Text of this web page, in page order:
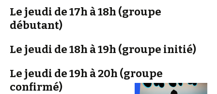
Le jeudi de 17h à 18h (groupe
débutant)
Le jeudi de 18h à 19h (groupe initié)
Le jeudi de 19h à 20h (groupe
confirmé)